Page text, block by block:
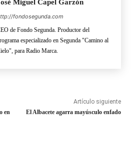
Miguel Capel Garzón
fondosegunda.com
de Fondo Segunda. Productor del
especializado en Segunda "Camino al
para Radio Marca.
en
Artículo siguiente
El Albacete agarra mayúsculo enfado